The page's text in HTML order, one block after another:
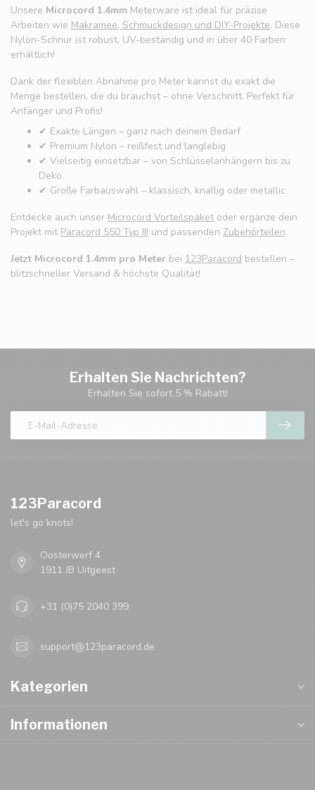
Unsere Microcord 1.4mm Meterware ist ideal für präzise
Arbeiten wie Makramee, Schmuckdesign und DIY-Projekte. Diese
Nylon-Schnur ist robust, UV-beständig und in über 40 Farben
erhältlich!
Dank der flexiblen Abnahme pro Meter kannst du exakt die
Menge bestellen, die du brauchst – ohne Verschnitt. Perfekt für
Anfänger und Profis!
✔ Exakte Längen – ganz nach deinem Bedarf
✔ Premium Nylon – reißfest und langlebig
✔ Vielseitig einsetzbar – von Schlüsselanhängern bis zu
Deko
✔ Große Farbauswahl – klassisch, knallig oder metallic
Entdecke auch unser Microcord Vorteilspaketoder ergänze dein
Projekt mit Paracord 550 Typ III und passenden Zubehörteilen.
Jetzt Microcord 1.4mm pro Meter bei 123Paracord bestellen –
blitzschneller Versand & höchste Qualität!
Erhalten Sie Nachrichten?
Erhalten Sie sofort 5 % Rabatt!
123Paracord
let's go knots!
Oosterwerf 4
1911 JB Uitgeest
+31 (0)75 2040 399
support@123paracord.de
Kategorien
Informationen